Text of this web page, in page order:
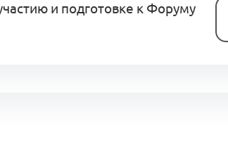
и подготовке к Форуму